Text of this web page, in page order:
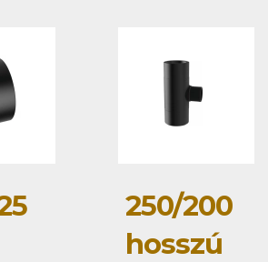
250/200
hosszú